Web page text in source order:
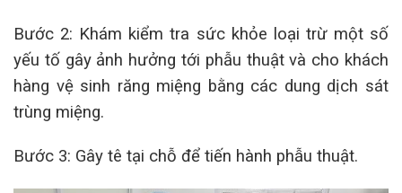
Bước 2: Khám kiểm tra sức khỏe loại trừ một số
yếu tố gây ảnh hưởng tới phẫu thuật và cho khách
hàng vệ sinh răng miệng bằng các dung dịch sát
trùng miệng.
Bước 3: Gây tê tại chỗ để tiến hành phẫu thuật.